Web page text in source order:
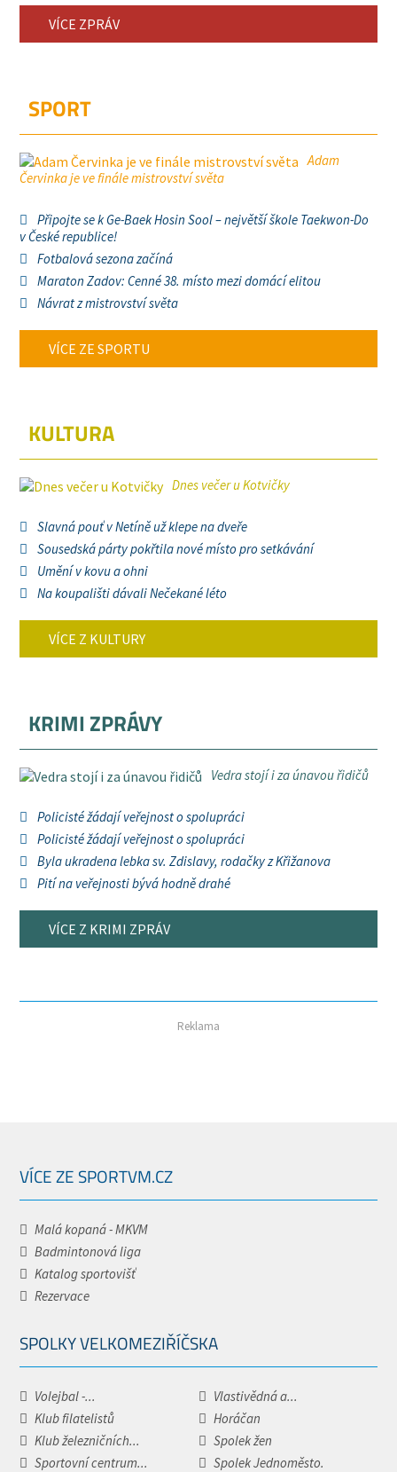
VÍCE ZPRÁV
SPORT
Adam
Červinka je ve finále mistrovství světa
Připojte se k Ge-Baek Hosin Sool – největší škole Taekwon-Do
v České republice!
Fotbalová sezona začíná
Maraton Zadov: Cenné 38. místo mezi domácí elitou
Návrat z mistrovství světa
VÍCE ZE SPORTU
KULTURA
Dnes večer u Kotvičky
Slavná pouť v Netíně už klepe na dveře
Sousedská párty pokřtila nové místo pro setkávání
Umění v kovu a ohni
Na koupališti dávali Nečekané léto
VÍCE Z KULTURY
KRIMI ZPRÁVY
Vedra stojí i za únavou řidičů
Policisté žádají veřejnost o spolupráci
Policisté žádají veřejnost o spolupráci
Byla ukradena lebka sv. Zdislavy, rodačky z Křižanova
Pití na veřejnosti bývá hodně drahé
VÍCE Z KRIMI ZPRÁV
Reklama
VÍCE ZE SPORTVM.CZ
Malá kopaná - MKVM
Badmintonová liga
Katalog sportovišť
Rezervace
SPOLKY VELKOMEZIŘÍČSKA
Volejbal -...
Vlastivědná a...
Klub filatelistů
Horáčan
Klub železničních...
Spolek žen
Sportovní centrum...
Spolek Jednoměsto.